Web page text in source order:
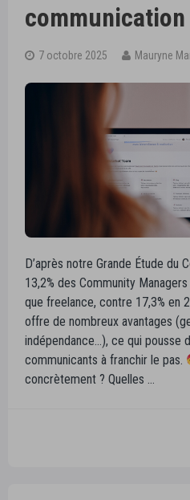
7 octobre 2025 Mauryne
D’après notre Grande Étude du
13,2% des Community
que freelance, contre 17,3% en
offre de nombreux avantages
indépendance…), ce qui pousse
communicants à franchir le pas.
concrètement ? Quelles …